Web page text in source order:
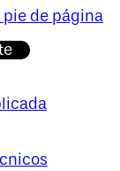
pie de página